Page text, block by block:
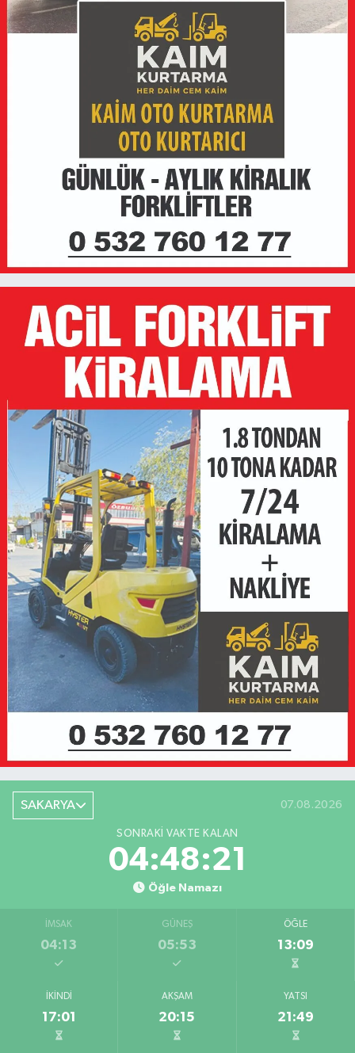
SAKARYA 07.08.2026
SONRAKI VAKTE KALAN
04:48:21
Öğle Namazı
İMSAK
04:13
GÜNEŞ
05:53
ÖĞLE
13:09
İKINDI
17:01
AKŞAM
20:15
YATSI
21:49